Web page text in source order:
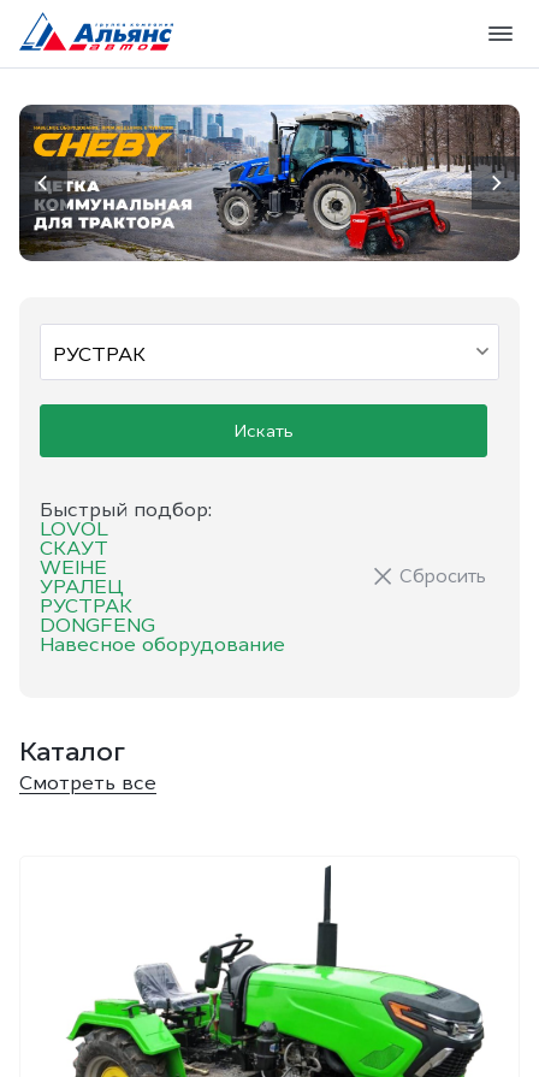
Быстрый подбор:
LOVOL
СКАУТ
WEIHE
УРАЛЕЦ
РУСТРАК
DONGFENG
Навесное оборудование
Сбросить
Искать
Каталог
Смотреть все